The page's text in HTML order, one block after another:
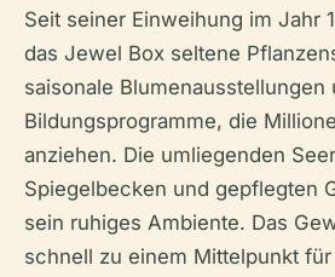
Seit seiner Einweihung im Jahr
das Jewel Box seltene
saisonale Blumenausstellungen
Bildungsprogramme, die
anziehen. Die umliegenden
Spiegelbecken und gepflegten
sein ruhiges Ambiente. Das
schnell zu einem Mittelpunkt